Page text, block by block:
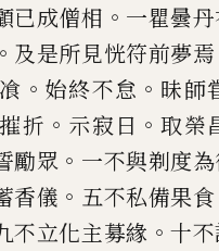
已成僧相 。 一瞿曇
。 及是所見恍符前夢焉
。 始終不怠 。 昧師
摧折 。 示寂日 。取榮
勵眾 。 一不與剃度
香儀 。 五不私備果食
不立化主募緣 。十